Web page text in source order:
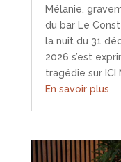
Mélanie,
du bar Le
la nuit du 31
2026 s’est
tragédie sur ICI
En savoir plus